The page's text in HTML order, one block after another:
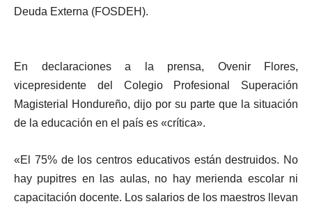
Deuda Externa (FOSDEH).
En declaraciones a la prensa, Ovenir Flores,
vicepresidente del Colegio Profesional Superación
Magisterial Hondureño, dijo por su parte que la situación
de la educación en el país es «crítica».
«El 75% de los centros educativos están destruidos. No
hay pupitres en las aulas, no hay merienda escolar ni
capacitación docente. Los salarios de los maestros llevan